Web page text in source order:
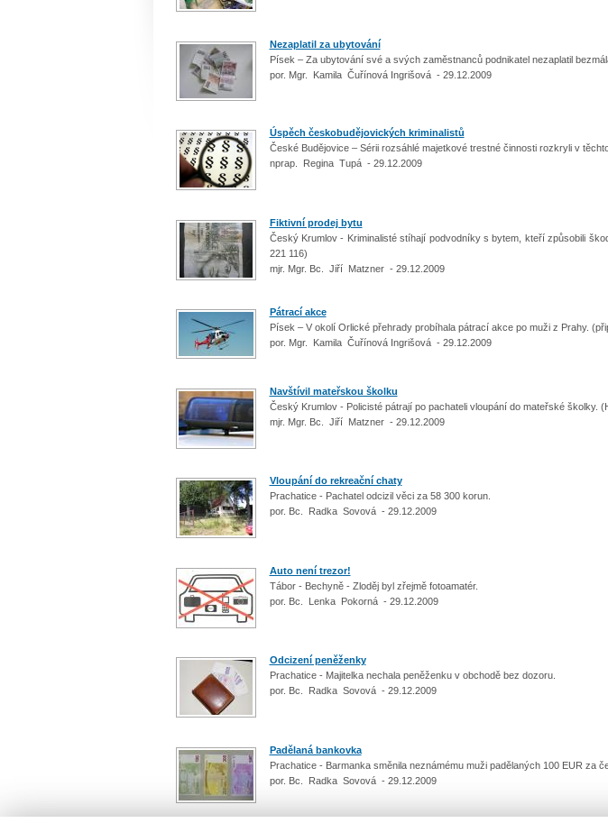
Nezaplatil za ubytování
Písek – Za ubytování své a svých zaměstnanců podnikatel nezaplatil
por. Mgr. Kamila Čuřínová Ingrišová - 29.12.2009
Úspěch českobudějovických kriminalistů
České Budějovice – Sérii rozsáhlé majetkové trestné činnosti rozkryli v
nprap. Regina Tupá - 29.12.2009
Fiktivní prodej bytu
Český Krumlov - Kriminalisté stíhají podvodníky s bytem, kteří způsobili
221 116)
mjr. Mgr. Bc. Jiří Matzner - 29.12.2009
Pátrací akce
Písek – V okolí Orlické přehrady probíhala pátrací akce po muži z Prahy.
por. Mgr. Kamila Čuřínová Ingrišová - 29.12.2009
Navštívil mateřskou školku
Český Krumlov - Policisté pátrají po pachateli vloupání do mateřské školky.
mjr. Mgr. Bc. Jiří Matzner - 29.12.2009
Vloupání do rekreační chaty
Prachatice - Pachatel odcizil věci za 58 300 korun.
por. Bc. Radka Sovová - 29.12.2009
Auto není trezor!
Tábor - Bechyně - Zloděj byl zřejmě fotoamatér.
por. Bc. Lenka Pokorná - 29.12.2009
Odcizení peněženky
Prachatice - Majitelka nechala peněženku v obchodě bez dozoru.
por. Bc. Radka Sovová - 29.12.2009
Padělaná bankovka
Prachatice - Barmanka směnila neznámému muži padělaných 100 EUR za
por. Bc. Radka Sovová - 29.12.2009